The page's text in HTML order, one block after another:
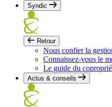
Syndic
Retour
Nous confier la
Connaissez-vous le
Le guide du
Actus & conseils